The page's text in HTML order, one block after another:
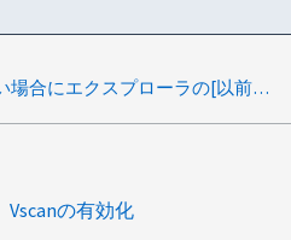
ONTAP に表示されない場合にエクスプローラの[以前のバージョン]タブを有効にします
Vscanの有効化